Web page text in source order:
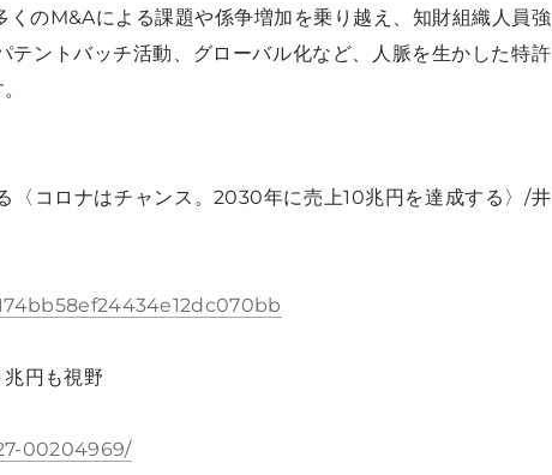
くのM&Aによる課題や係争増加を乗り越え、知財組織人員強
ントバッチ活動、グローバル化など、人脈を生かした特許
〈コロナはチャンス。2030年に売上10兆円を達成する〉/井
円も視野
00204969/